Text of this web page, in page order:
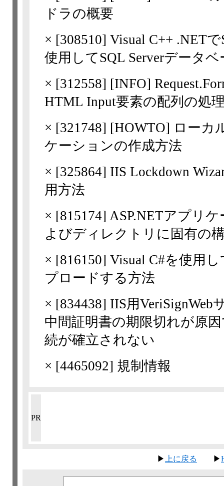
ドラの概要
× [308510] Visual C++ .NET
使用してSQL Serverデータ
× [312558] [INFO]
HTML Input要素の配列の処
× [321748] [HOWTO] ローカ
ケーションの作成方法
× [325864] IIS Lockdown
用方法
× [815174] ASP.NETアプリ
よびディレクトリに固有の
× [816150] Visual C#を使用
プロードする方法
× [834438] IIS用VeriSignWeb
中間証明書の期限切れが原
続が確立されない
× [4465092] 規制情報
PR
▶ 上に戻る ▶